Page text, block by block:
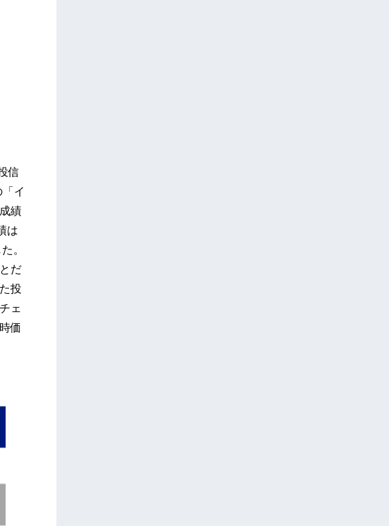
信
イ
績
は
。
だ
投
ェ
価